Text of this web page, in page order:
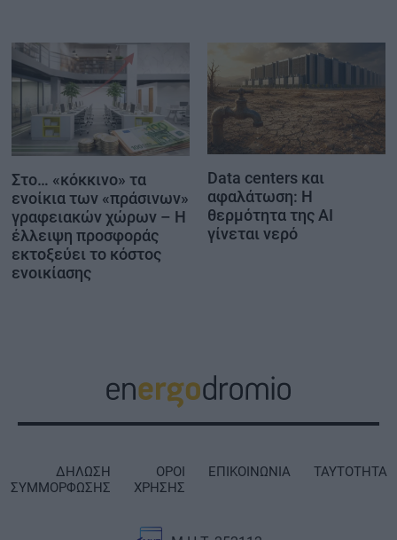
Στο… «κόκκινο» τα
ενοίκια των «πράσινων»
γραφειακών χώρων – Η
έλλειψη προσφοράς
εκτοξεύει το κόστος
ενοικίασης
Data centers και
αφαλάτωση: Η
θερμότητα της AI
γίνεται νερό
ΔΗΛΩΣΗ
ΣΥΜΜΟΡΦΩΣΗΣ
ΟΡΟΙ
ΧΡΗΣΗΣ
ΕΠΙΚΟΙΝΩΝΙΑ ΤΑΥΤΟΤΗΤΑ